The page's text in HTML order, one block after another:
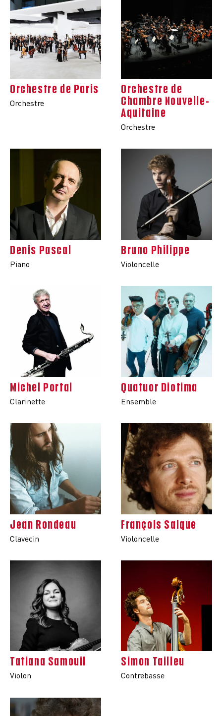
Orchestre de Paris
Orchestre
Orchestre de
Chambre Nouvelle-
Aquitaine
Orchestre
Denis Pascal
Piano
Bruno Philippe
Violoncelle
Michel Portal
Clarinette
Quatuor Diotima
Ensemble
Jean Rondeau
Clavecin
François Salque
Violoncelle
Tatiana Samouil
Violon
Simon Tailleu
Contrebasse